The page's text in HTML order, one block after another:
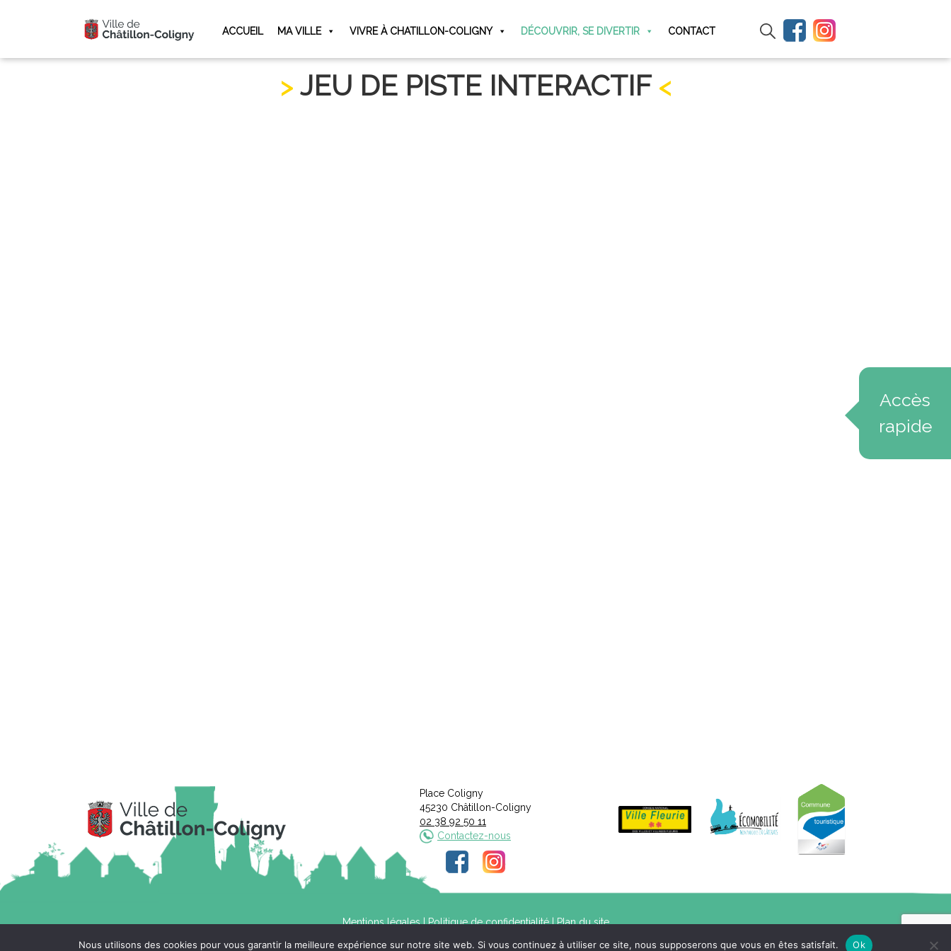
ACCUEIL MA VILLE VIVRE À CHATILLON-COLIGNY DÉCOUVRIR, SE DIVERTIR
CONTACT
JEU DE PISTE INTERACTIF
Place Coligny
45230 Châtillon-Coligny
02 38 92 50 11
Contactez-nous
Mentions légales| Politique de confidentialité| Plan du site
Accès
rapide
Nous utilisons des cookies pour vous garantir la meilleure expérience sur notre site web. Si vous continuez à utiliser ce site, nous supposerons que vous en êtes satisfait. Ok